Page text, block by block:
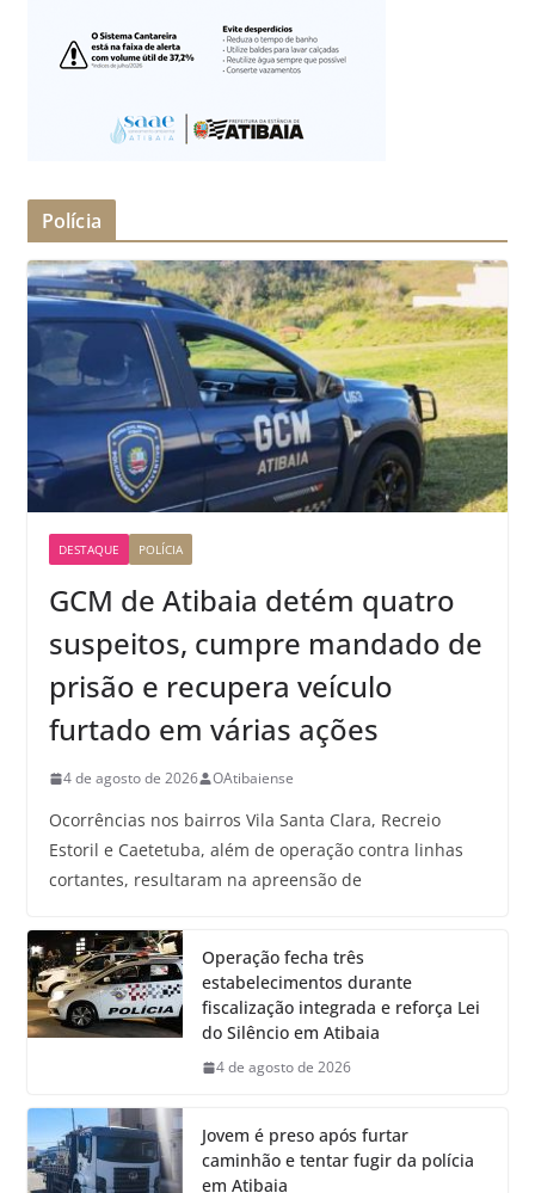
Polícia
DESTAQUE POLÍCIA
GCM de Atibaia detém quatro
suspeitos, cumpre mandado de
prisão e recupera veículo
furtado em várias ações
4 de agosto de 2026 OAtibaiense
Ocorrências nos bairros Vila Santa Clara, Recreio
Estoril e Caetetuba, além de operação contra linhas
cortantes, resultaram na apreensão de
Operação fecha três
estabelecimentos durante
fiscalização integrada e reforça Lei
do Silêncio em Atibaia
4 de agosto de 2026
Jovem é preso após furtar
caminhão e tentar fugir da polícia
em Atibaia